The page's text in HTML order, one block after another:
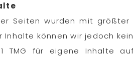
Seiten wurden mit
können wir jedoch
TMG für eigene Inhalte